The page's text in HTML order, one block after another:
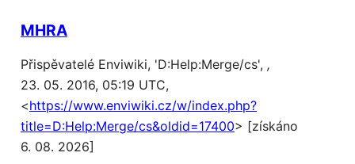
MHRA
Přispěvatelé Enviwiki, 'D:Help:Merge/cs', ,
23. 05. 2016, 05:19 UTC,
<https://www.enviwiki.cz/w/index.php?
title=D:Help:Merge/cs&oldid=17400> [získáno
6. 08. 2026]